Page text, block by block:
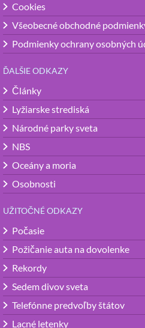
Cookies
Všeobecné obchodné
Podmienky ochrany osobných
ĎALŠIE ODKAZY
Články
Lyžiarske strediská
Národné parky sveta
NBS
Oceány a moria
Osobnosti
UŽITOČNÉ ODKAZY
Počasie
Požičanie auta na dovolenke
Rekordy
Sedem divov sveta
Telefónne predvoľby štátov
Lacné letenky